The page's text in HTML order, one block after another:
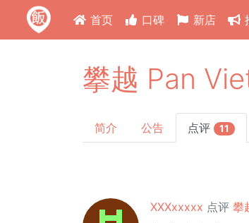
首页 口碑 新店
攀越 Pan
简介 公告 点评 11
XXXxxxxx 点评 攀